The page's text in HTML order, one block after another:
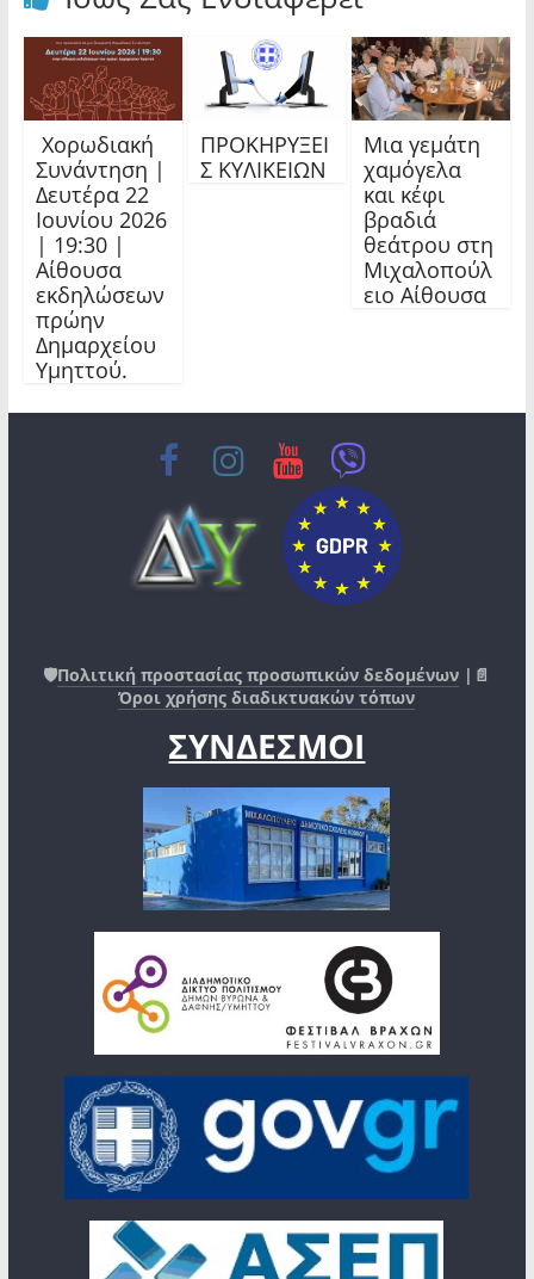
Χορωδιακή
Συνάντηση |
Δευτέρα 22
Ιουνίου 2026
| 19:30 |
Αίθουσα
εκδηλώσεων
πρώην
Δημαρχείου
Υμηττού.
ΠΡΟΚΗΡΥΞΕΙ
Σ ΚΥΛΙΚΕΙΩΝ
Μια γεμάτη
χαμόγελα
και κέφι
βραδιά
θεάτρου στη
Μιχαλοπούλ
ειο Αίθουσα
🛡️Πολιτική προστασίας προσωπικών δεδομένων |📄
Όροι χρήσης διαδικτυακών τόπων
ΣΥΝΔΕΣΜΟΙ